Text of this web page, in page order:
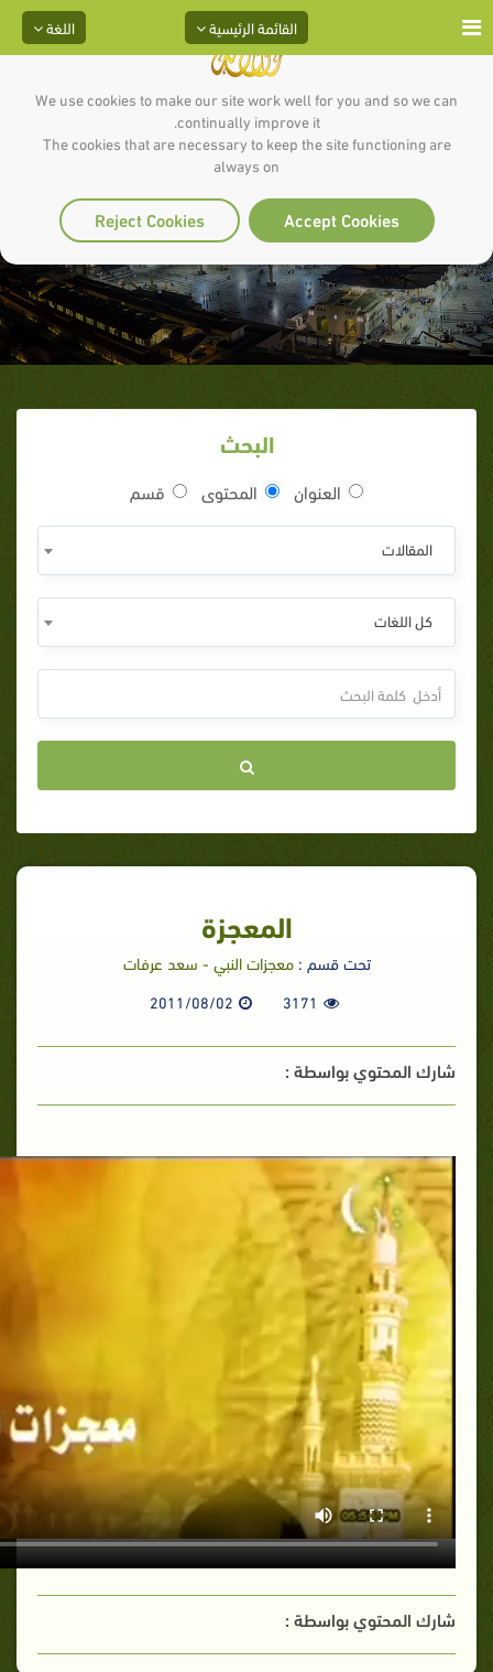
We use cookies to make our site work well for you and so we can
continually improve it.
The cookies that are necessary to keep the site functioning are
always on
Accept Cookies
Reject Cookies
اللغة القائمة الرئيسية
المعجزة
البحث
العنوان المحتوى قسم
المقالات
كل اللغات
المعجزة
تحت قسم :معجزات النبي - سعد عرفات
3171
2011/08/02
شارك المحتوي بواسطة :
شارك المحتوي بواسطة :